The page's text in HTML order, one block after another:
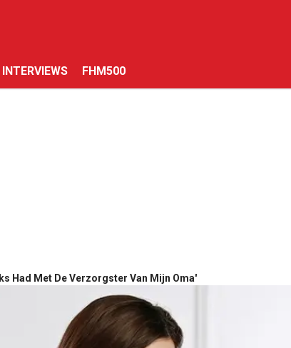
INTERVIEWS FHM500
Had Met De Verzorgster Van Mijn Oma'